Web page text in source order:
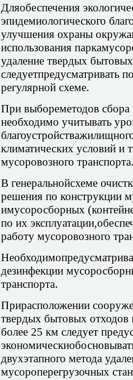
Дляобеспечения
эпидемиологического
улучшения охраны
использования
удаление твердых
следуетпредусматривать
регулярной схеме.
При выбореметодов сбора
необходимо учитывать
климатических условий и
мусоровозного
В генеральнойсхеме
решения по конструкции
имусоросборных
по их
работу мусоровозного
дезинфекции
транспорта.
Прирасположении
твердых бытовых отходов
более 25 км следует
двухэтапного метода
мусороперегрузочных